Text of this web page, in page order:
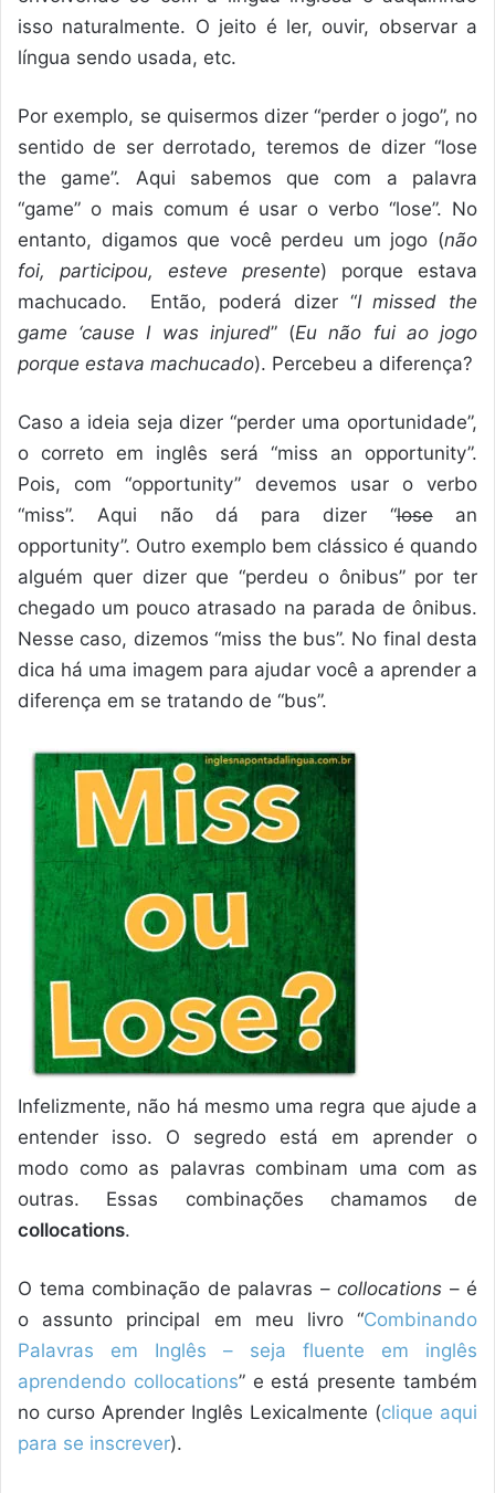
isso naturalmente. O jeito é ler, ouvir, observar a
língua sendo usada, etc.
Por exemplo, se quisermos dizer “perder o jogo”, no
sentido de ser derrotado, teremos de dizer “lose
the game”. Aqui sabemos que com a palavra
“game” o mais comum é usar o verbo “lose”. No
entanto, digamos que você perdeu um jogo (não
foi, participou, esteve presente) porque estava
machucado. Então, poderá dizer “I missed the
game ‘cause I was injured” (Eu não fui ao jogo
porque estava machucado). Percebeu a diferença?
Caso a ideia seja dizer “perder uma oportunidade”,
o correto em inglês será “miss an opportunity”.
Pois, com “opportunity” devemos usar o verbo
“miss”. Aqui não dá para dizer “losean
opportunity”. Outro exemplo bem clássico é quando
alguém quer dizer que “perdeu o ônibus” por ter
chegado um pouco atrasado na parada de ônibus.
Nesse caso, dizemos “miss the bus”. No final desta
dica há uma imagem para ajudar você a aprender a
diferença em se tratando de “bus”.
Infelizmente, não há mesmo uma regra que ajude a
entender isso. O segredo está em aprender o
modo como as palavras combinam uma com as
outras. Essas combinações chamamos de
collocations.
O tema combinação de palavras – collocations – é
o assunto principal em meu livro “Combinando
Palavras em Inglês – seja fluente em inglês
aprendendo collocations” e está presente também
no curso Aprender Inglês Lexicalmente (clique aqui
para se inscrever).